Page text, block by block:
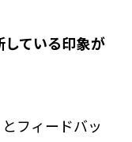
ている印象が
フィードバッ